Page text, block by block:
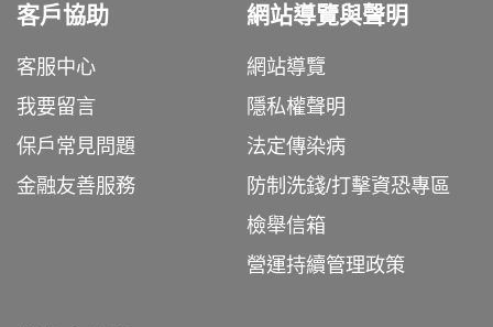
客戶協助
客服中心
我要留言
保戶常見問題
金融友善服務
網站導覽與聲明
網站導覽
隱私權聲明
法定傳染病
防制洗錢/打擊資恐專區
檢舉信箱
營運持續管理政策